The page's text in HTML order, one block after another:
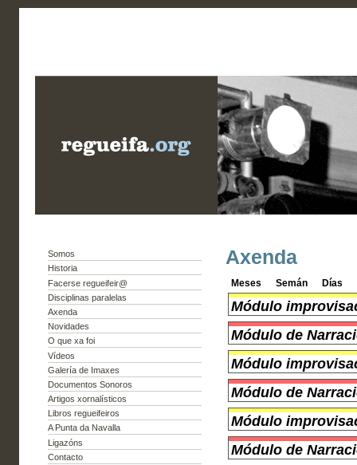
Somos
Historia
Facerse regueifeir@
Disciplinas paralelas
Axenda
Novidades
O que xa foi
Vídeos
Galería de Imaxes
Documentos Sonoros
Artigos xornalísticos
Libros regueifeiros
A Punta da Navalla
Ligazóns
Contacto
Axenda
Meses Semán Días
Módulo
Módulo de
Módulo
Módulo de
Módulo
Módulo de